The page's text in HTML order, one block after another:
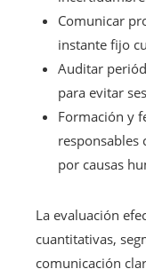
Comunicar
instante fijo
Auditar
para evitar
Formación y
responsables
por causas
La evaluación
cuantitativas,
comunicación